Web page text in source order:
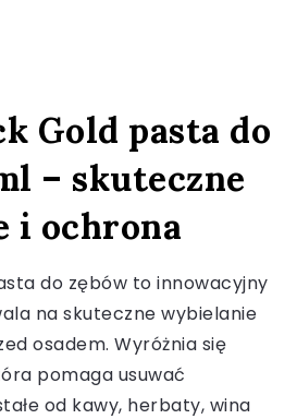
Gold pasta do
– skuteczne
i ochrona
do zębów to innowacyjny
na skuteczne wybielanie
osadem. Wyróżnia się
pomaga usuwać
od kawy, herbaty, wina